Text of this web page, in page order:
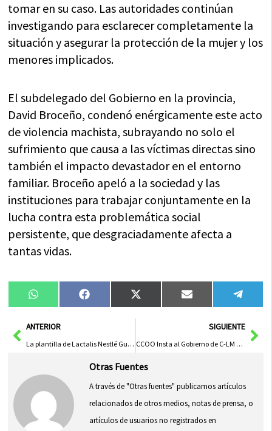
tomar en su caso. Las autoridades continúan
investigando para esclarecer completamente la
situación y asegurar la protección de la mujer y los
menores implicados.
El subdelegado del Gobierno en la provincia,
David Broceño, condenó enérgicamente este acto
de violencia machista, subrayando no solo el
sufrimiento que causa a las víctimas directas sino
también el impacto devastador en el entorno
familiar. Broceño apeló a la sociedad y las
instituciones para trabajar conjuntamente en la
lucha contra esta problemática social
persistente, que desgraciadamente afecta a
tantas vidas.
Compartir
en
WhatsAppCompartir
en
FacebookCompartir
en
X
(Twitter)
Compartir
en
Email
en
AntANTERIOR
La plantilla de Lactalis Nestlé Guadalajara respalda el preacuerdo para el nuevo convenio colectivo
SIGUIENTE
CCOO Insta al Gobierno de C-LM a Cumplir con la Solidaridad hacia Menores No Acompañados
Otras Fuentes
A través de "Otras fuentes" publicamos artículos
relacionados de otros medios, notas de prensa, o
artículos de usuarios no registrados en